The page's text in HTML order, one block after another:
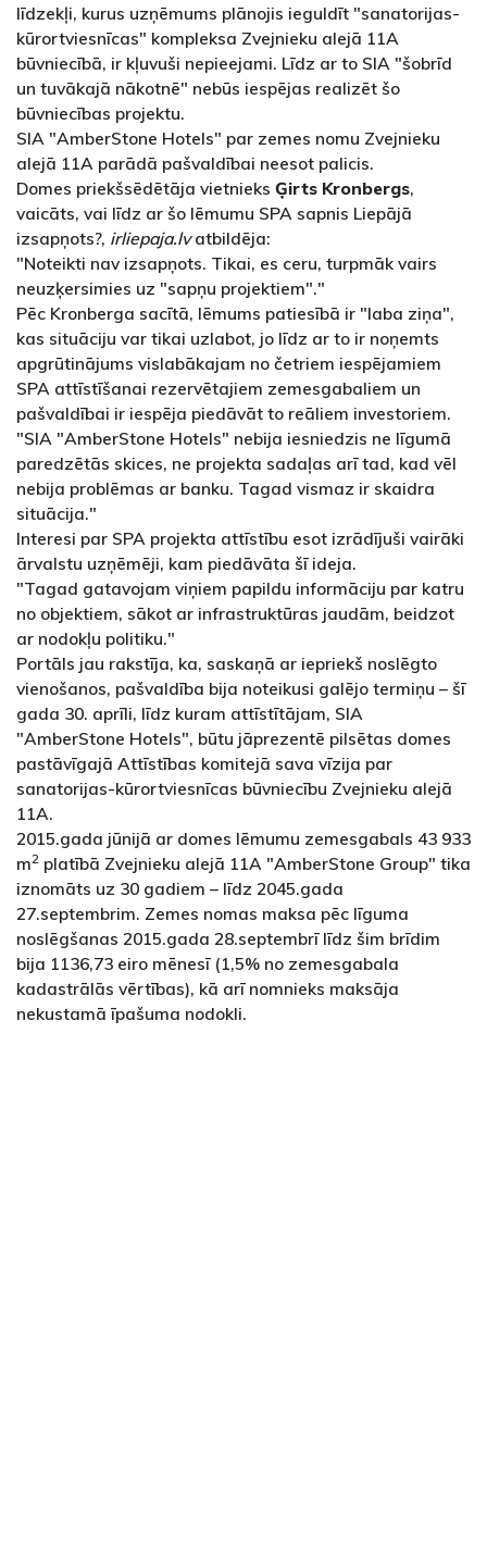
līdzekļi, kurus uzņēmums plānojis ieguldīt "sanatorijas-
kūrortviesnīcas" kompleksa Zvejnieku alejā 11A
būvniecībā, ir kļuvuši nepieejami. Līdz ar to SIA "šobrīd
un tuvākajā nākotnē" nebūs iespējas realizēt šo
būvniecības projektu.
SIA "AmberStone Hotels" par zemes nomu Zvejnieku
alejā 11A parādā pašvaldībai neesot palicis.
Domes priekšsēdētāja vietnieks Ģirts Kronbergs,
vaicāts, vai līdz ar šo lēmumu SPA sapnis Liepājā
izsapņots?, irliepaja.lvatbildēja:
"Noteikti nav izsapņots. Tikai, es ceru, turpmāk vairs
neuzķersimies uz "sapņu projektiem"."
Pēc Kronberga sacītā, lēmums patiesībā ir "laba ziņa",
kas situāciju var tikai uzlabot, jo līdz ar to ir noņemts
apgrūtinājums vislabākajam no četriem iespējamiem
SPA attīstīšanai rezervētajiem zemesgabaliem un
pašvaldībai ir iespēja piedāvāt to reāliem investoriem.
"SIA "AmberStone Hotels" nebija iesniedzis ne līgumā
paredzētās skices, ne projekta sadaļas arī tad, kad vēl
nebija problēmas ar banku. Tagad vismaz ir skaidra
situācija."
Interesi par SPA projekta attīstību esot izrādījuši vairāki
ārvalstu uzņēmēji, kam piedāvāta šī ideja.
"Tagad gatavojam viņiem papildu informāciju par katru
no objektiem, sākot ar infrastruktūras jaudām, beidzot
ar nodokļu politiku."
Portāls jau rakstīja, ka, saskaņā ar iepriekš noslēgto
vienošanos, pašvaldība bija noteikusi galējo termiņu – šī
gada 30. aprīli, līdz kuram attīstītājam, SIA
"AmberStone Hotels", būtu jāprezentē pilsētas domes
pastāvīgajā Attīstības komitejā sava vīzija par
sanatorijas-kūrortviesnīcas būvniecību Zvejnieku alejā
11A.
2015.gada jūnijā ar domes lēmumu zemesgabals 43 933
m2 platībā Zvejnieku alejā 11A "AmberStone Group" tika
iznomāts uz 30 gadiem – līdz 2045.gada
27.septembrim. Zemes nomas maksa pēc līguma
noslēgšanas 2015.gada 28.septembrī līdz šim brīdim
bija 1136,73 eiro mēnesī (1,5% no zemesgabala
kadastrālās vērtības), kā arī nomnieks maksāja
nekustamā īpašuma nodokli.